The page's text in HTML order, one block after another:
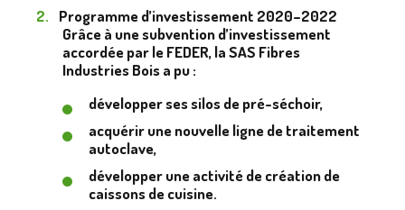
Programme d’investissement 2020–2022
Grâce à une subvention d’investissement
accordée par le FEDER, la SAS Fibres
Industries Bois a pu :
développer ses silos de pré-séchoir,
acquérir une nouvelle ligne de traitement
autoclave,
développer une activité de création de
caissons de cuisine.